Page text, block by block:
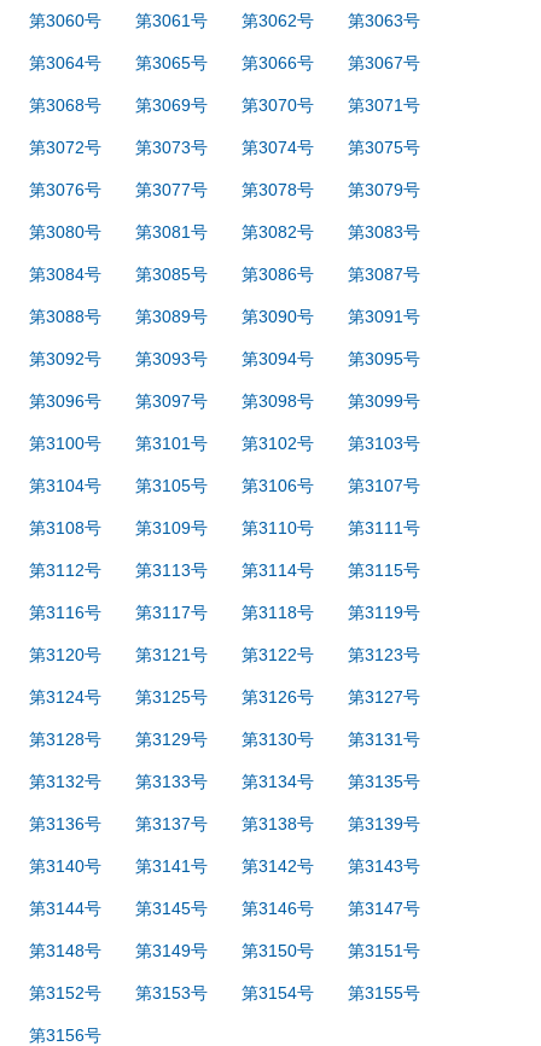
第3060号 第3061号 第3062号 第3063号
第3064号 第3065号 第3066号 第3067号
第3068号 第3069号 第3070号 第3071号
第3072号 第3073号 第3074号 第3075号
第3076号 第3077号 第3078号 第3079号
第3080号 第3081号 第3082号 第3083号
第3084号 第3085号 第3086号 第3087号
第3088号 第3089号 第3090号 第3091号
第3092号 第3093号 第3094号 第3095号
第3096号 第3097号 第3098号 第3099号
第3100号 第3101号 第3102号 第3103号
第3104号 第3105号 第3106号 第3107号
第3108号 第3109号 第3110号 第3111号
第3112号 第3113号 第3114号 第3115号
第3116号 第3117号 第3118号 第3119号
第3120号 第3121号 第3122号 第3123号
第3124号 第3125号 第3126号 第3127号
第3128号 第3129号 第3130号 第3131号
第3132号 第3133号 第3134号 第3135号
第3136号 第3137号 第3138号 第3139号
第3140号 第3141号 第3142号 第3143号
第3144号 第3145号 第3146号 第3147号
第3148号 第3149号 第3150号 第3151号
第3152号 第3153号 第3154号 第3155号
第3156号